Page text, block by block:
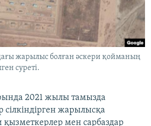
жарылыс болған әскери қойманың
суреті.
2021 жылы тамызда
сілкіндірген жарылысқа
қызметкерлер мен сарбаздар